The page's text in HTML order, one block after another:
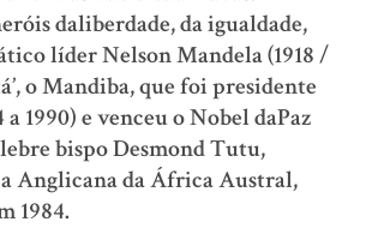
daliberdade, da igualdade,
líder Nelson Mandela (1918 /
o Mandiba, que foi presidente
a 1990) e venceu o Nobel daPaz
bispo Desmond Tutu,
Anglicana da África Austral,
1984.